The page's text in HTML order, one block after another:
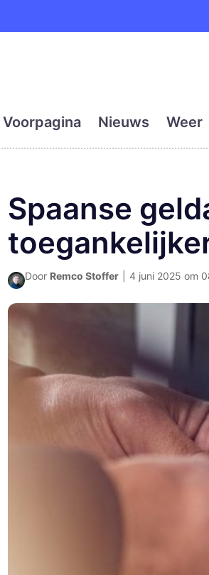
is de
Voorpagina Nieuws Weer
Spaanse
Door Remco Stoffer 4 juni 2025 om